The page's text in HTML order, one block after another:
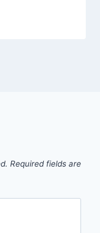
Required fields are